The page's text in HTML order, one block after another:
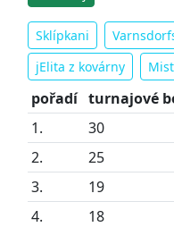
Sklípkani
jElita z kovárny
pořadí turnajové
1.
30
2.
25
3.
19
4.
18